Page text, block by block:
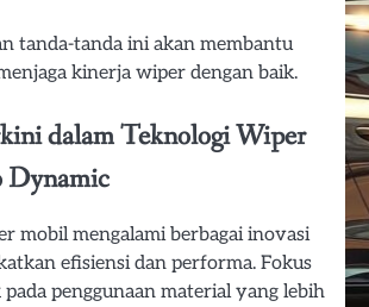
tanda-tanda ini akan membantu
kinerja wiper dengan baik.
dalam Teknologi Wiper
mobil mengalami berbagai inovasi
efisiensi dan performa. Fokus
penggunaan material yang lebih